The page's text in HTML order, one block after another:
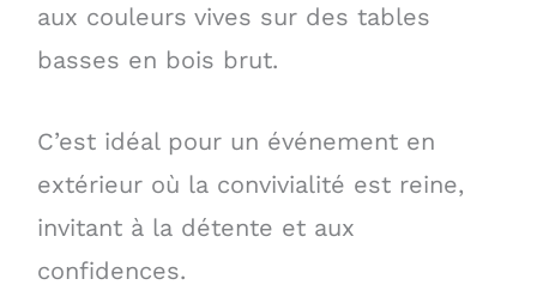
aux couleurs vives sur des tables
basses en bois brut.
C’est idéal pour un événement en
extérieur où la convivialité est reine,
invitant à la détente et aux
confidences.